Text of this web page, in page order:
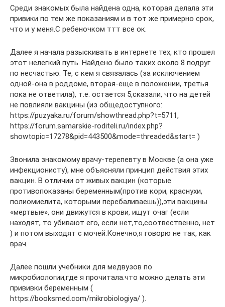
Среди знакомых была найдена одна, которая делала эти
привики по тем же показаниям и в тот же примерно срок,
что и у меня.С ребеночком ттт все ок.
Далее я начала разыскивать в интернете тех, кто прошел
этот нелегкий путь. Найдено было таких около 8 подруг
по несчастью. Те, с кем я связалась (за исключением
одной-она в роддоме, вторая-еще в положении, третья
пока не ответила), т.е. остается 5,сказали, что на детей
не повлияли вакцины (из общедоступного:
https://puzyaka.ru/forum/showthread.php?t=5711,
https://forum.samarskie-roditeli.ru/index.php?
showtopic=17278&pid=443500&mode=threaded&start= )
Звонила знакомому врачу-терепевту в Москве (а она уже
инфекционисту), мне объясняли принцип действия этих
вакцин. В отличии от живых вакцин (которые
противопоказаны беременным(против кори, краснухи,
полиомиелита, которыми перебаливаешь)),эти вакцины
«мертвые», они движутся в крови, ищут очаг (если
находят, то убивают его, если нет,то,соотвественно, нет
) и потом выходят с мочей.Конечно,я говорю не так, как
врач.
Далее пошли учебники для медвузов по
микробиологии,где я прочитала.что можно делать эти
прививки беременным (
https://booksmed.com/mikrobiologiya/ ).